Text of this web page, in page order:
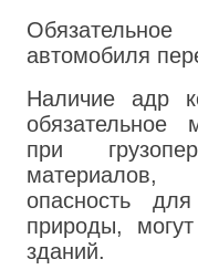
автомобиля
Наличие адр
обязательное
при
материалов,
опасность
природы,
зданий.